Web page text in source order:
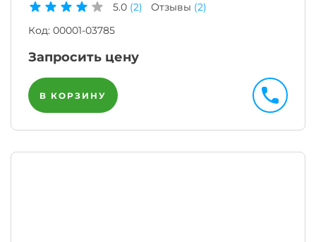
5.0 (2) Отзывы (2)
Код: 00001-03785
Запросить цену
В КОРЗИНУ